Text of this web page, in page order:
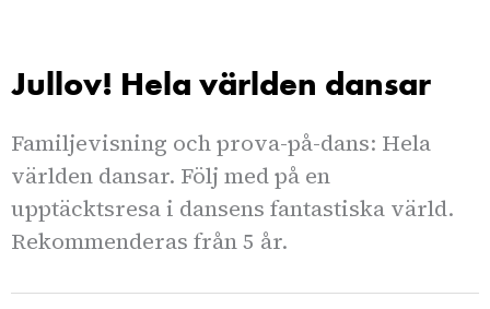
Jullov! Hela världen dansar
Familjevisning och prova-på-dans: Hela
världen dansar. Följ med på en
upptäcktsresa i dansens fantastiska värld.
Rekommenderas från 5 år.